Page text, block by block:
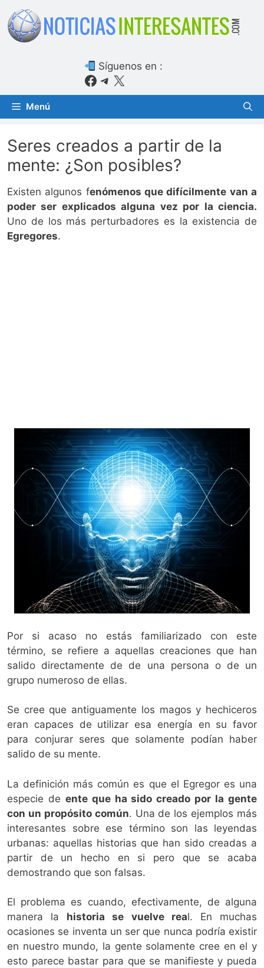
Saltar
contenido
Síguenos en :
Facebook
Telegram
X
Menú
Seres creados a partir de la
mente: ¿Son posibles?
Existen algunos fenómenos que difícilmente van a
poder ser explicados alguna vez por la ciencia.
Uno de los más perturbadores es la existencia de
Egregores.
Por si acaso no estás familiarizado con este
término, se refiere a aquellas creaciones que han
salido directamente de de una persona o de un
grupo numeroso de ellas.
Se cree que antiguamente los magos y hechiceros
eran capaces de utilizar esa energía en su favor
para conjurar seres que solamente podían haber
salido de su mente.
La definición más común es que el Egregor es una
especie de ente que ha sido creado por la gente
con un propósito común. Una de los ejemplos más
interesantes sobre ese término son las leyendas
urbanas: aquellas historias que han sido creadas a
partir de un hecho en si pero que se acaba
demostrando que son falsas.
El problema es cuando, efectivamente, de alguna
manera la historia se vuelve real. En muchas
ocasiones se inventa un ser que nunca podría existir
en nuestro mundo, la gente solamente cree en el y
esto parece bastar para que se manifieste y pueda